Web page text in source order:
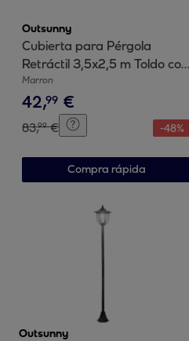
Outsunny
Cubierta para Pérgola
Retráctil 3,5x2,5 m Toldo con
10 Orificios de Drenaje Café
Marron
42,99 €
83,99 € -48%
Compra rápida
Outsunny